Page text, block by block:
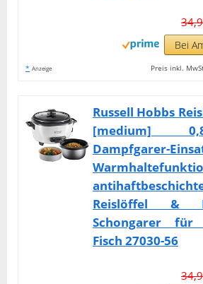
Bei
* Anzeige Preis inkl.
Russell Hobbs
[medium]
Dampfgarer-
Reislöffel &
Schongarer für
Fisch 27030-56